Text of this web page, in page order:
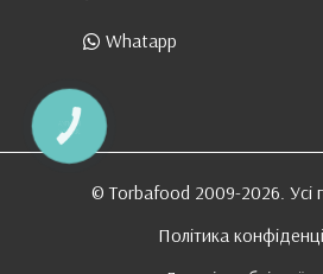
Whatapp
© Torbafood 2009-2026. Усі
Політика
КНОПКА
ЗВ'ЯЗКУ